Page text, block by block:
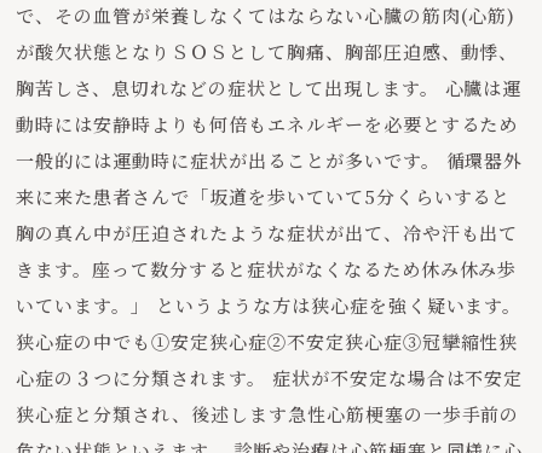
で、その血管が栄養しなくてはならない心臓の筋肉(心筋)
が酸欠状態となりＳＯＳとして胸痛、胸部圧迫感、動悸、
胸苦しさ、息切れなどの症状として出現します。 心臓は運
動時には安静時よりも何倍もエネルギーを必要とするため
一般的には運動時に症状が出ることが多いです。 循環器外
来に来た患者さんで「坂道を歩いていて5分くらいすると
胸の真ん中が圧迫されたような症状が出て、冷や汗も出て
きます。座って数分すると症状がなくなるため休み休み歩
いています。」 というような方は狭心症を強く疑います。
狭心症の中でも①安定狭心症②不安定狭心症③冠攣縮性狭
心症の３つに分類されます。 症状が不安定な場合は不安定
狭心症と分類され、後述します急性心筋梗塞の一歩手前の